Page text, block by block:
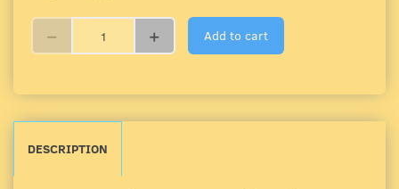
Add to cart
DESCRIPTION